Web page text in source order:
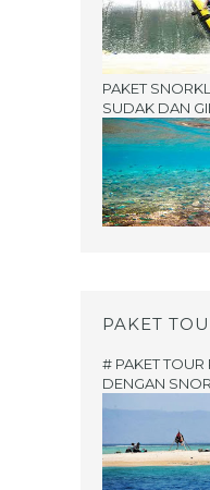
PAKET
SUDAK DAN
PAKET
# PAKET TOUR
DENGAN